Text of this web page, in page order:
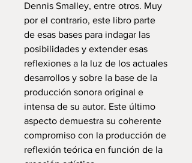
Dennis Smalley, entre otros. Muy
por el contrario, este libro parte
de esas bases para indagar las
posibilidades y extender esas
reflexiones a la luz de los actuales
desarrollos y sobre la base de la
producción sonora original e
intensa de su autor. Este último
aspecto demuestra su coherente
compromiso con la producción de
reflexión teórica en función de la